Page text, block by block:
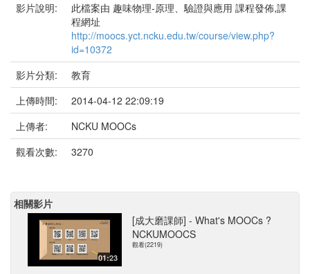
影片說明:
此檔案由 趣味物理-原理、驗證與應用 課程發佈,課
程網址
http://moocs.yct.ncku.edu.tw/course/view.php?
id=10372
影片分類:
教育
上傳時間:
2014-04-12 22:09:19
上傳者:
NCKU MOOCs
觀看次數:
3270
相關影片
01:23
[成大磨課師] - What's MOOCs ?
NCKUMOOCS
觀看(2219)